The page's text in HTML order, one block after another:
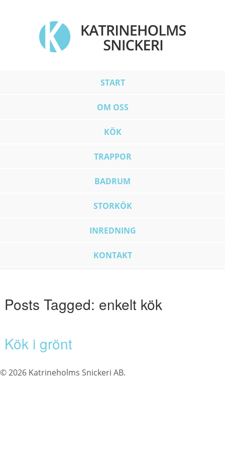
START
OM OSS
KÖK
TRAPPOR
BADRUM
STORKÖK
INREDNING
KONTAKT
Posts Tagged: enkelt kök
Kök i grönt
© 2026 Katrineholms Snickeri AB.